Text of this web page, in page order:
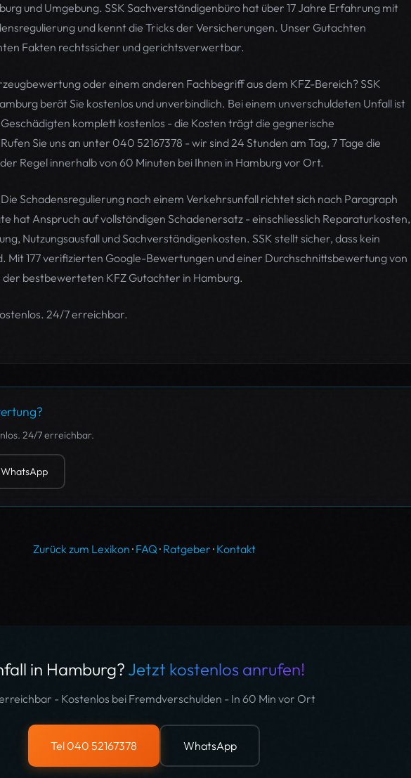
und Umgebung. SSK Sachverständigenbüro hat über 17 Jahre Erfahrung mit
und kennt die Tricks der Versicherungen. Unser Gutachten
Fakten rechtssicher und gerichtsverwertbar.
oder einem anderen Fachbegriff aus dem KFZ-Bereich? SSK
berät Sie kostenlos und unverbindlich. Bei einem unverschuldeten Unfall ist
komplett kostenlos - die Kosten trägt die gegnerische
Sie uns an unter 040 52167378 - wir sind 24 Stunden am Tag, 7 Tage die
Regel innerhalb von 60 Minuten bei Ihnen in Hamburg vor Ort.
Schadensregulierung nach einem Verkehrsunfall richtet sich nach Paragraph
hat Anspruch auf vollständigen Schadenersatz - einschliesslich Reparaturkosten,
Nutzungsausfall und Sachverständigenkosten. SSK stellt sicher, dass kein
Mit 177 verifizierten Google-Bewertungen und einer Durchschnittsbewertung von
bestbewerteten KFZ Gutachter in Hamburg.
24/7 erreichbar.
24/7 erreichbar.
WhatsApp
Zurück zum Lexikon · FAQ· Ratgeber · Kontakt
in Hamburg? Jetzt kostenlos anrufen!
- Kostenlos bei Fremdverschulden - In 60 Min vor Ort
Tel 040 52167378 WhatsApp